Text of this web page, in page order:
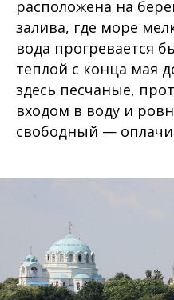
расположена на
залива, где море
вода прогревается
теплой с конца мая
здесь песчаные,
входом в воду и
свободный —